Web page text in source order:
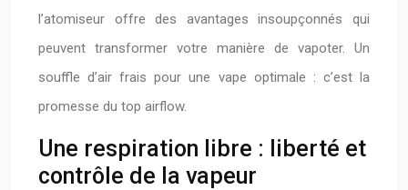
l’atomiseur offre des avantages insoupçonnés qui
peuvent transformer votre manière de vapoter. Un
souffle d’air frais pour une vape optimale : c’est la
promesse du top airflow.
Une respiration libre : liberté et
contrôle de la vapeur